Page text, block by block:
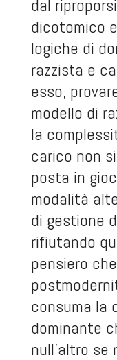
dal
dicotomico
logiche di
razzista e
esso,
modello di
la
carico non
posta in
modalità
di gestione
rifiutando
pensiero
consuma la
dominante
null’altro se